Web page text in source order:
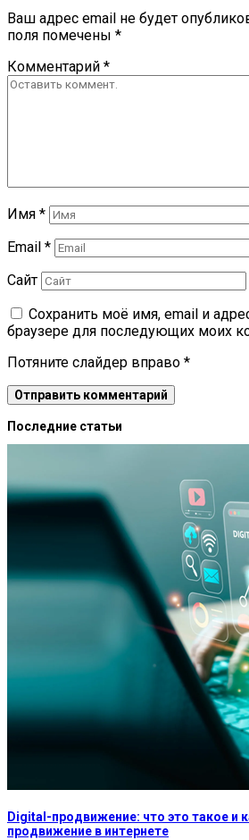
Ваш адрес email не будет
поля помечены *
Комментарий *
Имя *
Email *
Сайт
Сохранить моё имя, email и
браузере для последующих моих
Потяните слайдер вправо *
Последние статьи
Digital-продвижение: что это такое и
продвижение в интернете